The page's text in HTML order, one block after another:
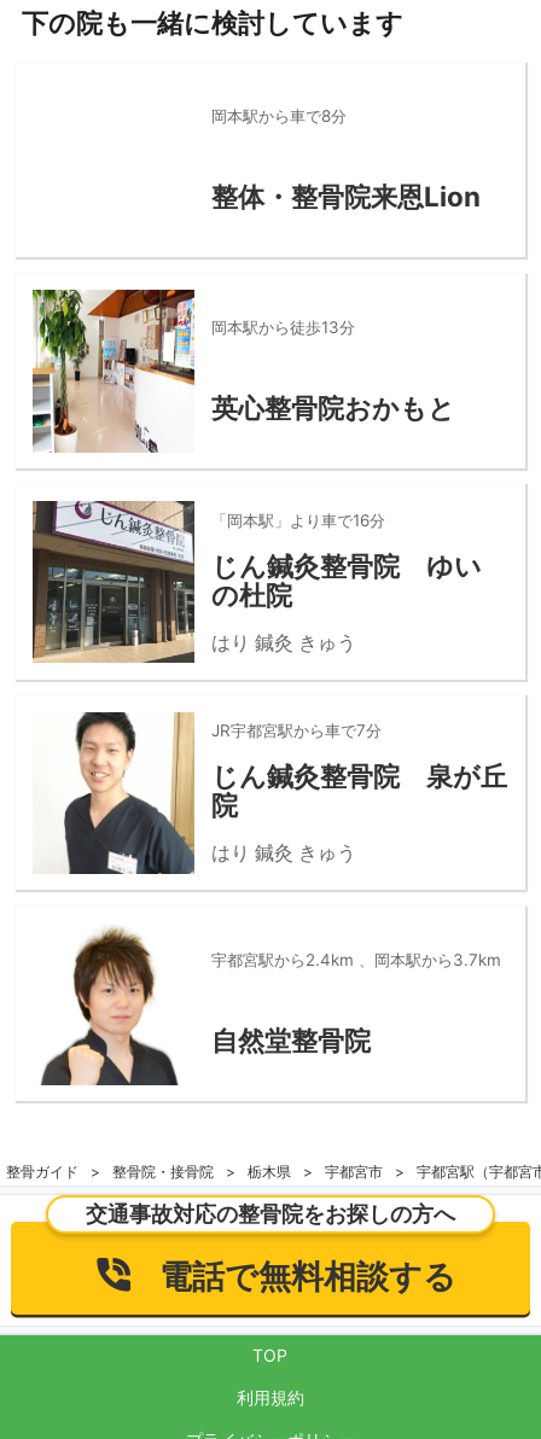
下の院も一緒に検討しています
岡本駅から車で8分
整体・整骨院来恩Lion
岡本駅から徒歩13分
英心整骨院おかもと
「岡本駅」より車で16分
じん鍼灸整骨院 ゆい
の杜院
はり 鍼灸 きゅう
JR宇都宮駅から車で7分
じん鍼灸整骨院 泉が丘
院
はり 鍼灸 きゅう
宇都宮駅から2.4km 、岡本駅から3.7km
自然堂整骨院
整骨ガイド 整骨院・接骨院 栃木県 宇都宮市 宇都宮駅（宇都宮
交通事故対応の整骨院をお探しの方へ
電話で無料相談する
TOP
利用規約